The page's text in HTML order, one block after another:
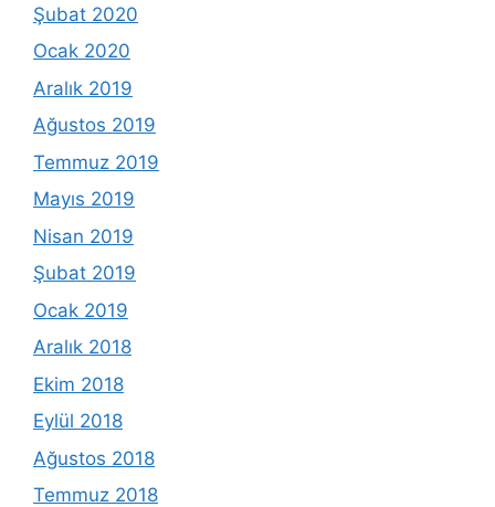
Şubat 2020
Ocak 2020
Aralık 2019
Ağustos 2019
Temmuz 2019
Mayıs 2019
Nisan 2019
Şubat 2019
Ocak 2019
Aralık 2018
Ekim 2018
Eylül 2018
Ağustos 2018
Temmuz 2018